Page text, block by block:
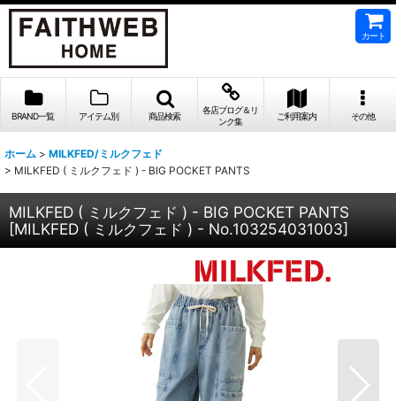
カート
BRAND一覧 アイテム別 商品検索
各店ブログ＆リ
ンク集
ご利用案内 その他
ホーム > MILKFED/ミルクフェド
> MILKFED ( ミルクフェド ) - BIG POCKET PANTS
MILKFED ( ミルクフェド ) - BIG POCKET PANTS
[MILKFED ( ミルクフェド ) - No.103254031003]